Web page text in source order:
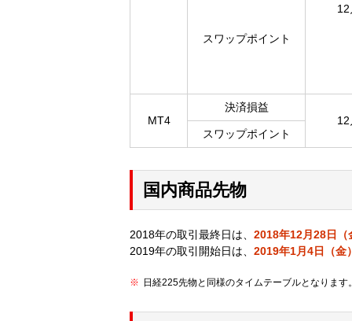
スワップポイント
MT4
決済損益
スワップポイント
国内商品先物
2018年の取引最終日は、 2018年12月28日
2019年の取引開始日は、 2019年1月4日（金
日経225先物と同様のタイムテーブルとなります